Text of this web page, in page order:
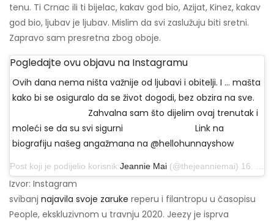
tenu. Ti Crnac ili ti bijelac, kakav god bio, Azijat, Kinez, kakav
god bio, ljubav je ljubav. Mislim da svi zaslužuju biti sretni.
Zapravo sam presretna zbog oboje.
Pogledajte ovu objavu na Instagramu
Ovih dana nema ništa važnije od ljubavi i obitelji. I ... mašta
kako bi se osiguralo da se život dogodi, bez obzira na sve.
⠀⠀⠀⠀⠀⠀⠀⠀⠀⠀⠀⠀ Zahvalna sam što dijelim ovaj trenutak i
moleći se da su svi sigurni ⠀⠀⠀⠀⠀⠀⠀⠀⠀⠀⠀ Link na
biografiju našeg angažmana na @hellohunnayshow
Post koji je podijelio korisnik Jeannie Mai (@thejeanniemai) 16. travnja 2020. u 14:21 PDT
Izvor: Instagram
svibanj najavila svoje zaruke reperu i filantropu u časopisu
People, ekskluzivnom u travnju 2020. Jeezy je isprva